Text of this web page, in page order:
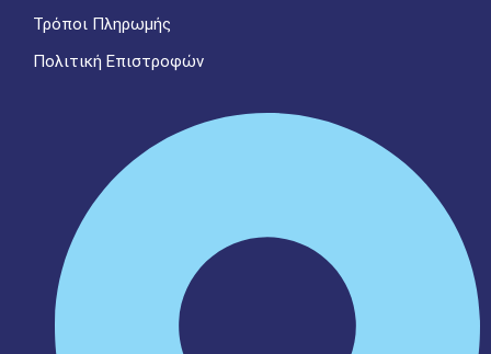
Τρόποι Πληρωμής
Πολιτική Επιστροφών